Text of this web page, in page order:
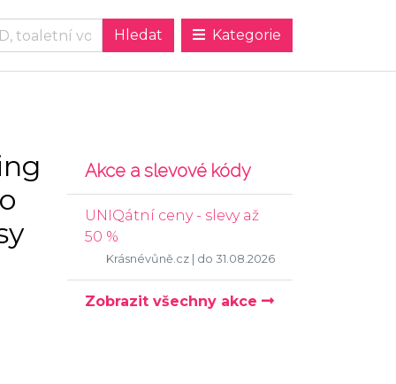
Kategorie
Akce a slevové kódy
UNIQátní ceny - slevy až
50 %
Krásnévůně.cz | do 31.08.2026
Zobrazit všechny akce